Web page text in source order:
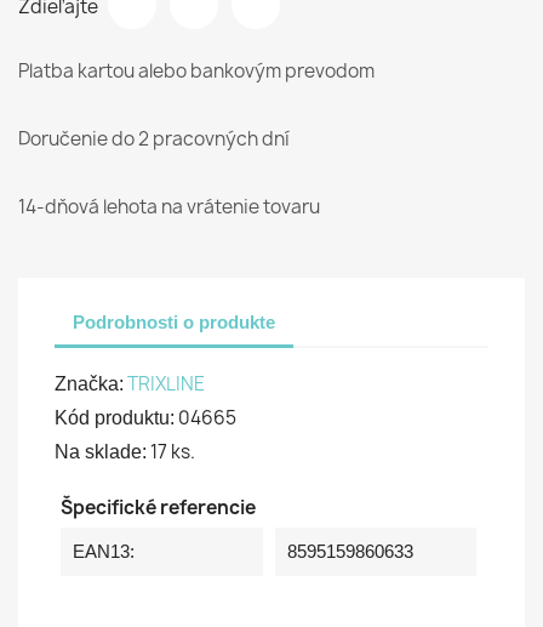
Zdieľajte
Platba kartou alebo bankovým prevodom
Doručenie do 2 pracovných dní
14-dňová lehota na vrátenie tovaru
Podrobnosti o produkte
Značka: TRIXLINE
Kód produktu: 04665
Na sklade: 17 ks.
Špecifické referencie
EAN13: 8595159860633